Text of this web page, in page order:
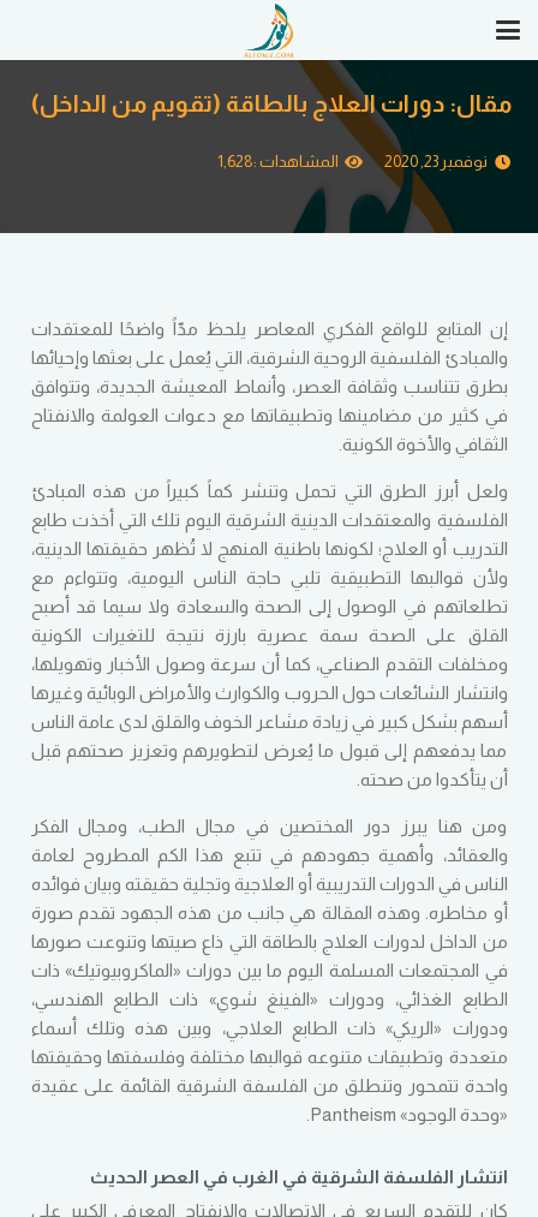
مقال: دورات العلاج بالطاقة (تقويم من الداخل)
نوفمبر 23, 2020 المشاهدات :1,628
إن المتابع للواقع الفكري المعاصر يلحظ مدّاً واضحًا للمعتقدات
والمبادئ الفلسفية الروحية الشرقية، التي يُعمل على بعثها وإحيائها
بطرق تتناسب وثقافة العصر، وأنماط المعيشة الجديدة، وتتوافق
في كثير من مضامينها وتطبيقاتها مع دعوات العولمة والانفتاح
الثقافي والأخوة الكونية.
ولعل أبرز الطرق التي تحمل وتنشر كماً كبيراً من هذه المبادئ
الفلسفية والمعتقدات الدينية الشرقية اليوم تلك التي أخذت طابع
التدريب أو العلاج؛ لكونها باطنية المنهج لا تُظهر حقيقتها الدينية،
ولأن قوالبها التطبيقية تلبي حاجة الناس اليومية، وتتواءم مع
تطلعاتهم في الوصول إلى الصحة والسعادة ولا سيما قد أصبح
القلق على الصحة سمة عصرية بارزة نتيجة للتغيرات الكونية
ومخلفات التقدم الصناعي، كما أن سرعة وصول الأخبار وتهويلها،
وانتشار الشائعات حول الحروب والكوارث والأمراض الوبائية وغيرها
أسهم بشكل كبير في زيادة مشاعر الخوف والقلق لدى عامة الناس
مما يدفعهم إلى قبول ما يُعرض لتطويرهم وتعزيز صحتهم قبل
أن يتأكدوا من صحته.
ومن هنا يبرز دور المختصين في مجال الطب، ومجال الفكر
والعقائد، وأهمية جهودهم في تتبع هذا الكم المطروح لعامة
الناس في الدورات التدريبية أو العلاجية وتجلية حقيقته وبيان فوائده
أو مخاطره. وهذه المقالة هي جانب من هذه الجهود تقدم صورة
من الداخل لدورات العلاج بالطاقة التي ذاع صيتها وتنوعت صورها
في المجتمعات المسلمة اليوم ما بين دورات «الماكروبيوتيك» ذات
الطابع الغذائي، ودورات «الفينغ شوي» ذات الطابع الهندسي،
ودورات «الريكي» ذات الطابع العلاجي، وبين هذه وتلك أسماء
متعددة وتطبيقات متنوعه قوالبها مختلفة وفلسفتها وحقيقتها
واحدة تتمحور وتنطلق من الفلسفة الشرقية القائمة على عقيدة
«وحدة الوجود» Pantheism.
انتشار الفلسفة الشرقية في الغرب في العصر الحديث
كان للتقدم السريع في الاتصالات والانفتاح المعرفي الكبير على